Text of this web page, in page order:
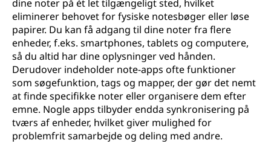
dine noter på ét let tilgængeligt sted, hvilket
eliminerer behovet for fysiske notesbøger eller løse
papirer. Du kan få adgang til dine noter fra flere
enheder, f.eks. smartphones, tablets og computere,
så du altid har dine oplysninger ved hånden.
Derudover indeholder note-apps ofte funktioner
som søgefunktion, tags og mapper, der gør det nemt
at finde specifikke noter eller organisere dem efter
emne. Nogle apps tilbyder endda synkronisering på
tværs af enheder, hvilket giver mulighed for
problemfrit samarbejde og deling med andre.